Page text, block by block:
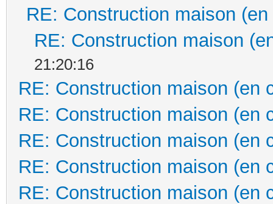
RE: Construction maison
RE: Construction maison
21:20:16
RE: Construction maison (en
RE: Construction maison (en
RE: Construction maison (en
RE: Construction maison (en
RE: Construction maison (en